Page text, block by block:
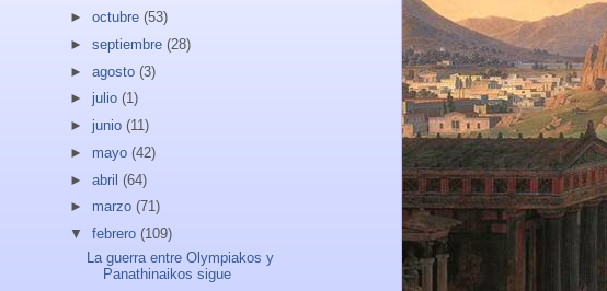
► octubre (53)
► septiembre (28)
► agosto (3)
► julio (1)
► junio (11)
► mayo (42)
► abril (64)
► marzo (71)
▼ febrero (109)
La guerra entre Olympiakos y
Panathinaikos sigue